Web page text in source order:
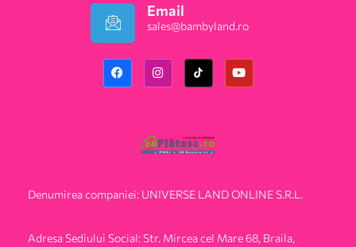
Email
sales@bambyland.ro​
Denumirea companiei: UNIVERSE LAND ONLINE S.R.L.
Adresa Sediului Social: Str. Mircea cel Mare 68, Braila,